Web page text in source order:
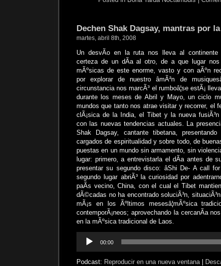
Dechen Shak Dagsay, mantras por
martes, abril 8th, 2008
Un desvÃ­o en la ruta nos lleva al continente
certeza de un dÃ­a al otro, de a que lugar nos
mÃºsicas de este enorme, vasto y con aÃºn
por explorar de nuestro âmÃ²n de
circunstancia nos marcÃ³ el rumboâ¦se estÃ¡
durante los meses de Abril y Mayo, un ciclo
mundos que tanto nos atrae visitar y recorrer, el
clÃ¡sica de la India, el Tibet y la nueva fusiÃ³n
con las nuevas tendencias actuales. La
Shak Dagsay, cantante tibetana,
cargados de espiritualidad y sobre todo, de
puestas en un mundo sin armamento, sin
lugar: primero, a entrevistarla el dÃ­a antes de
presentar su segundo disco: âShi De- A call
segundo lugar abriÃ³ la curiosidad por
paÃ­s vecino, China, con el cual el Tibet
dÃ©cadas no ha encontrado soluciÃ³n,
mÃ¡s en los Ãºltimos mesesâ¦mÃºsica
contemporÃ¡neos; aprovechando la cercanÃ­a
en la mÃºsica tradicional de Laos.
audio
00:00
Podcast: Reproducir en una nueva ventana|